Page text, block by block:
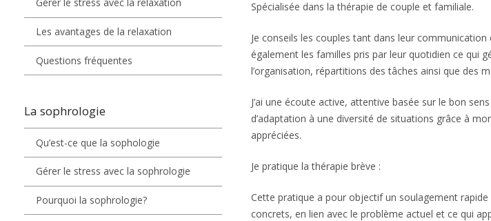
Les avantages de la relaxation
Questions fréquentes
La sophrologie
Qu’est-ce que la sophologie
Gérer le stress avec la sophrologie
Pourquoi la sophrologie?
Spécialisée dans la thérapie de couple et familiale.
Je conseils les couples tant dans leur
également les familles pris par leur quotidien ce qui
l’organisation, répartitions des tâches ainsi que des
J’ai une écoute active, attentive basée sur le bon
d’adaptation à une diversité de situations grâce à
appréciées.
Je pratique la thérapie brève :
Cette pratique a pour objectif un soulagement
concrets, en lien avec le problème actuel et ce qui